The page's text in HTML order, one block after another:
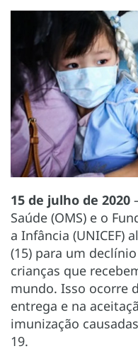
15 de julho de 2020
Saúde (OMS) e o
a Infância (UNICEF)
(15) para um
crianças que
mundo. Isso ocorre
entrega e na
imunização
19.